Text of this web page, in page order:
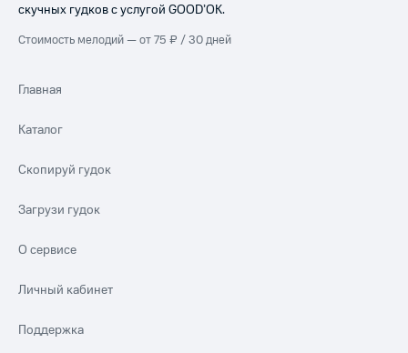
скучных гудков с услугой GOOD’OK.
Стоимость мелодий — от 75 ₽ / 30 дней
Главная
Каталог
Скопируй гудок
Загрузи гудок
О сервисе
Личный кабинет
Поддержка